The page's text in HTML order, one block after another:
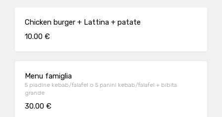
Chicken burger + Lattina + patate
10.00 €
Menu famiglia
5 piadine kebab/falafel o 5 panini kebab/falafel + bibita
grande
30.00 €